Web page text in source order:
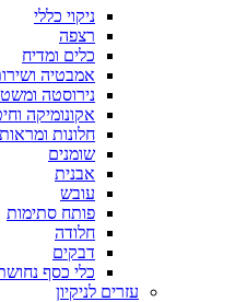
ניקוי כללי
רצפה
כלים ומדיח
אמבטיה
נירוסטה
אקונומיקה
חלונות ומראות
שומנים
אבנית
עובש
פותח סתימות
חלודה
דבקים
כלי כסף
עזרים לניקיון